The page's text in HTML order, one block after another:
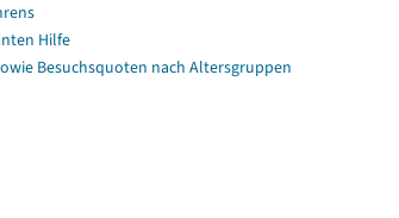
Hilfe
Besuchsquoten nach Altersgruppen